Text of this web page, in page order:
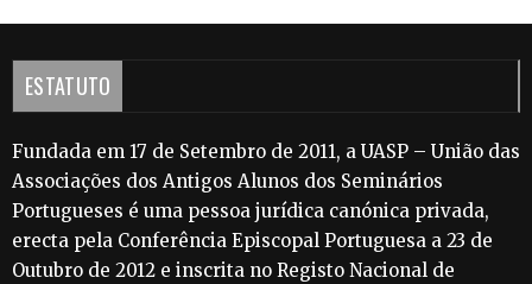
ESTATUTO
Fundada em 17 de Setembro de 2011, a UASP – União das
Associações dos Antigos Alunos dos Seminários
Portugueses é uma pessoa jurídica canónica privada,
erecta pela Conferência Episcopal Portuguesa a 23 de
Outubro de 2012 e inscrita no Registo Nacional de